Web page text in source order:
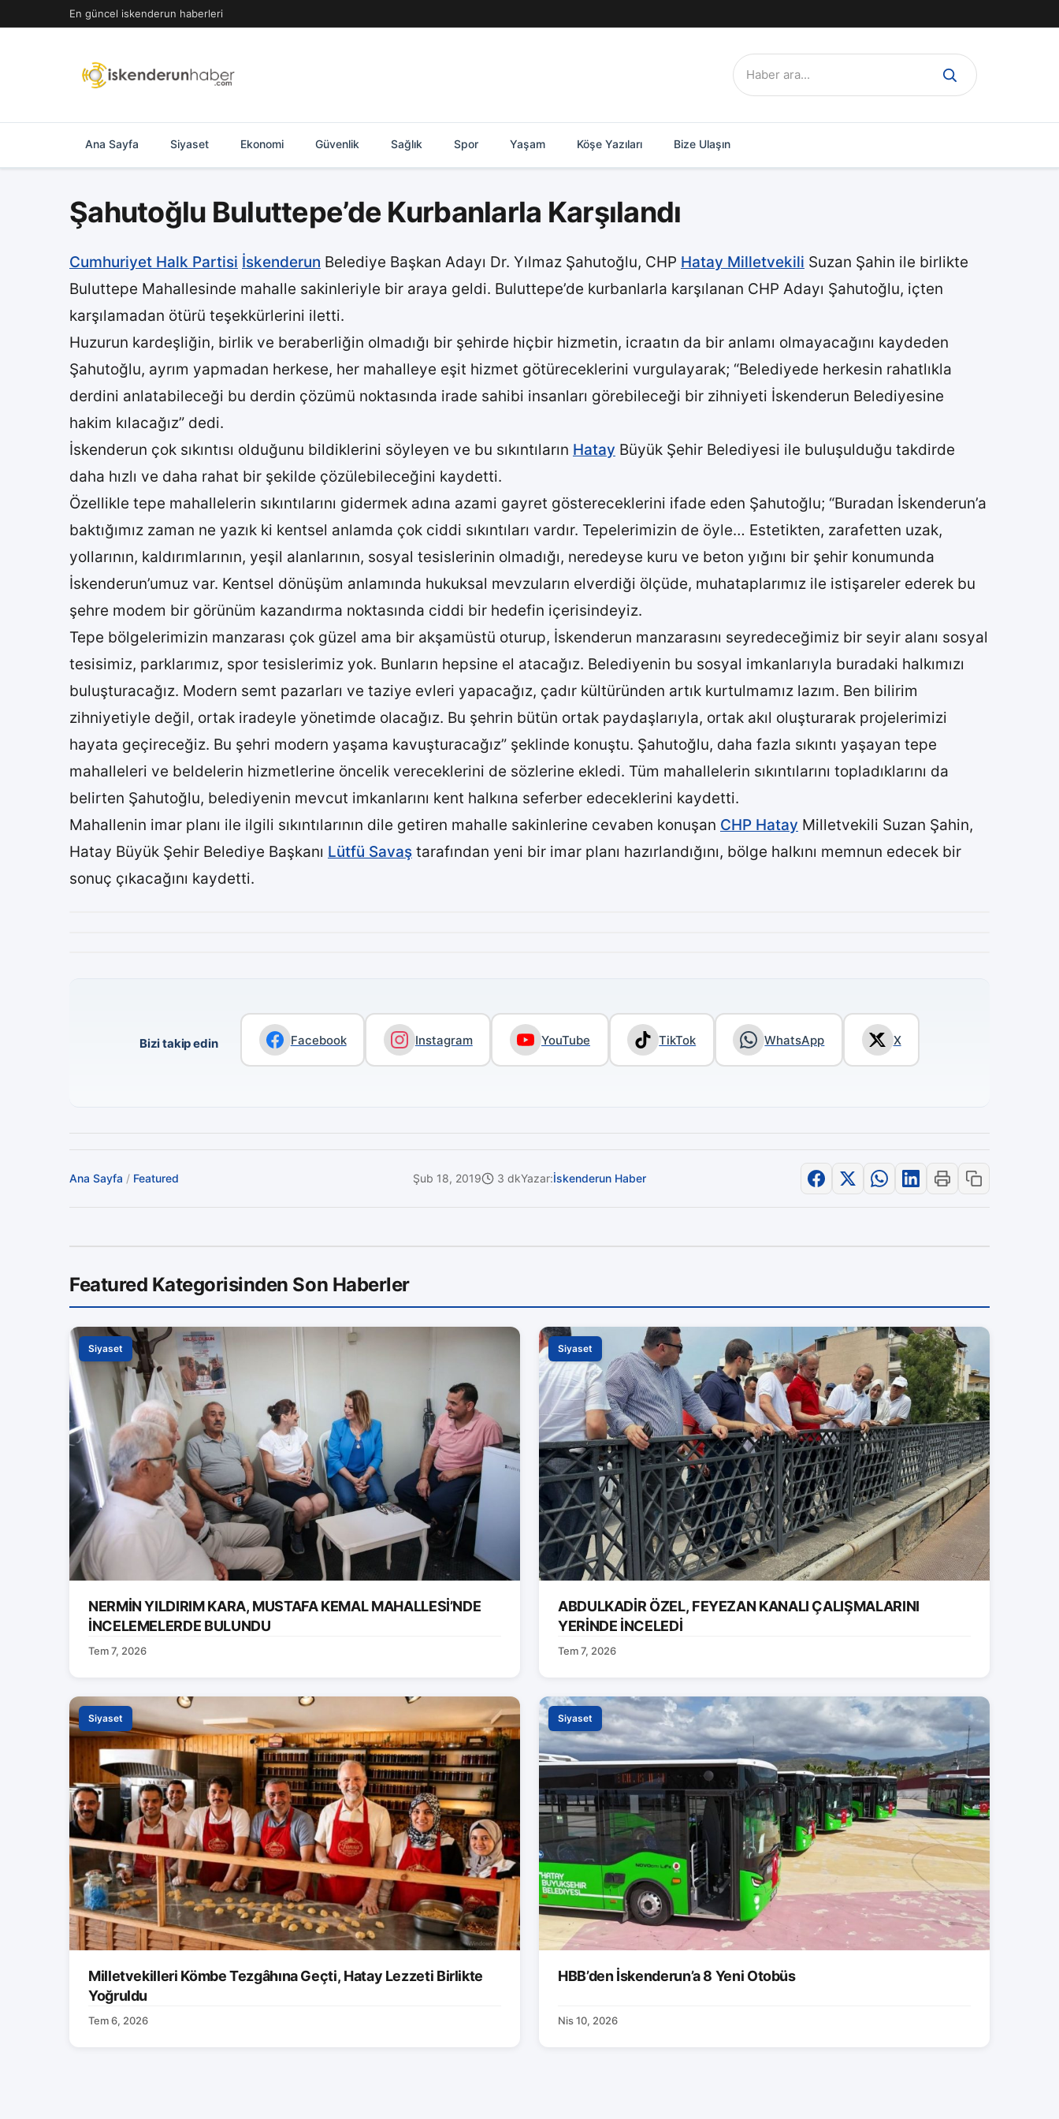
geç
En güncel iskenderun haberleri
Ara:
Ana Sayfa Siyaset Ekonomi Güvenlik Sağlık Spor Yaşam Köşe Yazıları Bize Ulaşın
Şahutoğlu Buluttepe’de Kurbanlarla Karşılandı
Cumhuriyet Halk Partisi İskenderun Belediye Başkan Adayı Dr. Yılmaz Şahutoğlu, CHP Hatay Milletvekili Suzan Şahin ile birlikte
Buluttepe Mahallesinde mahalle sakinleriyle bir araya geldi. Buluttepe’de kurbanlarla karşılanan CHP Adayı Şahutoğlu, içten
karşılamadan ötürü teşekkürlerini iletti.
Huzurun kardeşliğin, birlik ve beraberliğin olmadığı bir şehirde hiçbir hizmetin, icraatın da bir anlamı olmayacağını kaydeden
Şahutoğlu, ayrım yapmadan herkese, her mahalleye eşit hizmet götüreceklerini vurgulayarak; “Belediyede herkesin rahatlıkla
derdini anlatabileceği bu derdin çözümü noktasında irade sahibi insanları görebileceği bir zihniyeti İskenderun Belediyesine
hakim kılacağız” dedi.
İskenderun çok sıkıntısı olduğunu bildiklerini söyleyen ve bu sıkıntıların Hatay Büyük Şehir Belediyesi ile buluşulduğu takdirde
daha hızlı ve daha rahat bir şekilde çözülebileceğini kaydetti.
Özellikle tepe mahallelerin sıkıntılarını gidermek adına azami gayret göstereceklerini ifade eden Şahutoğlu; “Buradan İskenderun’a
baktığımız zaman ne yazık ki kentsel anlamda çok ciddi sıkıntıları vardır. Tepelerimizin de öyle… Estetikten, zarafetten uzak,
yollarının, kaldırımlarının, yeşil alanlarının, sosyal tesislerinin olmadığı, neredeyse kuru ve beton yığını bir şehir konumunda
İskenderun’umuz var. Kentsel dönüşüm anlamında hukuksal mevzuların elverdiği ölçüde, muhataplarımız ile istişareler ederek bu
şehre modem bir görünüm kazandırma noktasında ciddi bir hedefin içerisindeyiz.
Tepe bölgelerimizin manzarası çok güzel ama bir akşamüstü oturup, İskenderun manzarasını seyredeceğimiz bir seyir alanı sosyal
tesisimiz, parklarımız, spor tesislerimiz yok. Bunların hepsine el atacağız. Belediyenin bu sosyal imkanlarıyla buradaki halkımızı
buluşturacağız. Modern semt pazarları ve taziye evleri yapacağız, çadır kültüründen artık kurtulmamız lazım. Ben bilirim
zihniyetiyle değil, ortak iradeyle yönetimde olacağız. Bu şehrin bütün ortak paydaşlarıyla, ortak akıl oluşturarak projelerimizi
hayata geçireceğiz. Bu şehri modern yaşama kavuşturacağız” şeklinde konuştu. Şahutoğlu, daha fazla sıkıntı yaşayan tepe
mahalleleri ve beldelerin hizmetlerine öncelik vereceklerini de sözlerine ekledi. Tüm mahallelerin sıkıntılarını topladıklarını da
belirten Şahutoğlu, belediyenin mevcut imkanlarını kent halkına seferber edeceklerini kaydetti.
Mahallenin imar planı ile ilgili sıkıntılarının dile getiren mahalle sakinlerine cevaben konuşan CHP Hatay Milletvekili Suzan Şahin,
Hatay Büyük Şehir Belediye Başkanı Lütfü Savaş tarafından yeni bir imar planı hazırlandığını, bölge halkını memnun edecek bir
sonuç çıkacağını kaydetti.
Bizi takip edin Facebook Instagram YouTube TikTok WhatsApp X
Ana Sayfa / Featured Şub 18, 2019 3 dkYazar:İskenderun Haber
Featured Kategorisinden Son Haberler
Siyaset
NERMİN YILDIRIM KARA, MUSTAFA KEMAL MAHALLESİ’NDE
İNCELEMELERDE BULUNDU
Tem 7, 2026
Siyaset
ABDULKADİR ÖZEL, FEYEZAN KANALI ÇALIŞMALARINI
YERİNDE İNCELEDİ
Tem 7, 2026
Siyaset
Milletvekilleri Kömbe Tezgâhına Geçti, Hatay Lezzeti Birlikte
Yoğruldu
Tem 6, 2026
Siyaset
HBB’den İskenderun’a 8 Yeni Otobüs
Nis 10, 2026